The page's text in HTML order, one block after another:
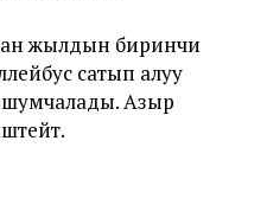
жылдын биринчи
сатып алуу
Азыр